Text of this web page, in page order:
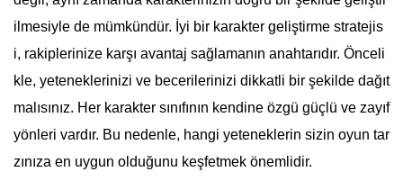
ilmesiyle de mümkündür. İyi bir karakter geliştirme stratejis
i, rakiplerinize karşı avantaj sağlamanın anahtarıdır. Önceli
kle, yeteneklerinizi ve becerilerinizi dikkatli bir şekilde dağıt
malısınız. Her karakter sınıfının kendine özgü güçlü ve zayıf
yönleri vardır. Bu nedenle, hangi yeteneklerin sizin oyun tar
zınıza en uygun olduğunu keşfetmek önemlidir.